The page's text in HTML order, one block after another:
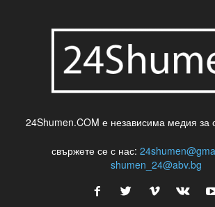
24Shumen.COM е независима медия за
свържете се с нас:
shumen_24@abv.bg